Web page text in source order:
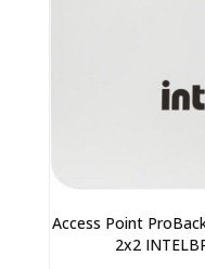
Access Point
2x2